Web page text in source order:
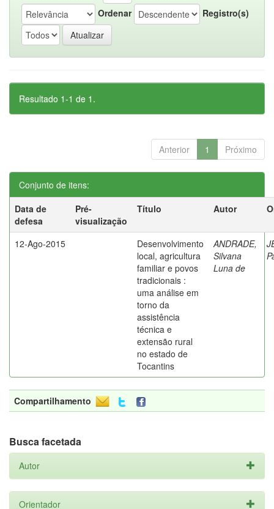
Ordenar
Registro(s)
Resultado 1-1 de 1.
Anterior 1 Próximo
Conjunto de itens:
Data de
defesa
Pré-
visualização
Título Autor
12-Ago-2015
Desenvolvimento
local, agricultura
familiar e povos
tradicionais :
uma análise em
torno da
assistência
técnica e
extensão rural
no estado de
Tocantins
ANDRADE,
Silvana
Luna de
Compartilhamento
Busca facetada
Autor
Orientador